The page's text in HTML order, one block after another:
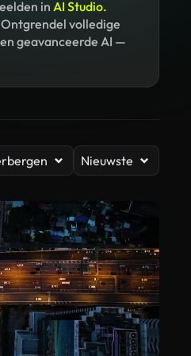
inAI Studio.
Ontgrendel volledige
geavanceerde AI —
Nieuwste